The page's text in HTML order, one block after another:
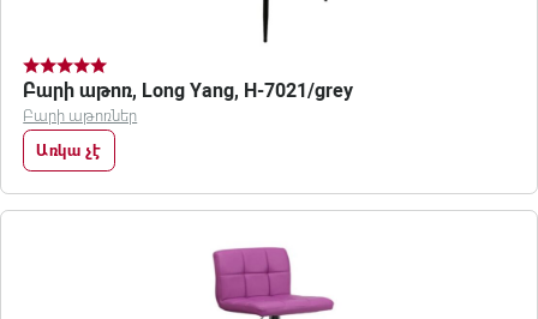
Բարի աթոռ, Long Yang, H-7021/grey
Բարի աթոռներ
Առկա չէ